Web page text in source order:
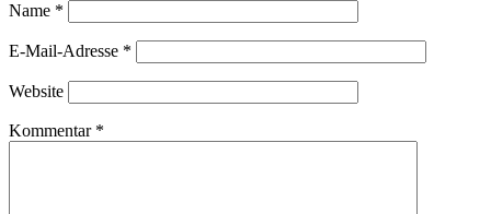
Name *
E-Mail-Adresse *
Website
Kommentar *